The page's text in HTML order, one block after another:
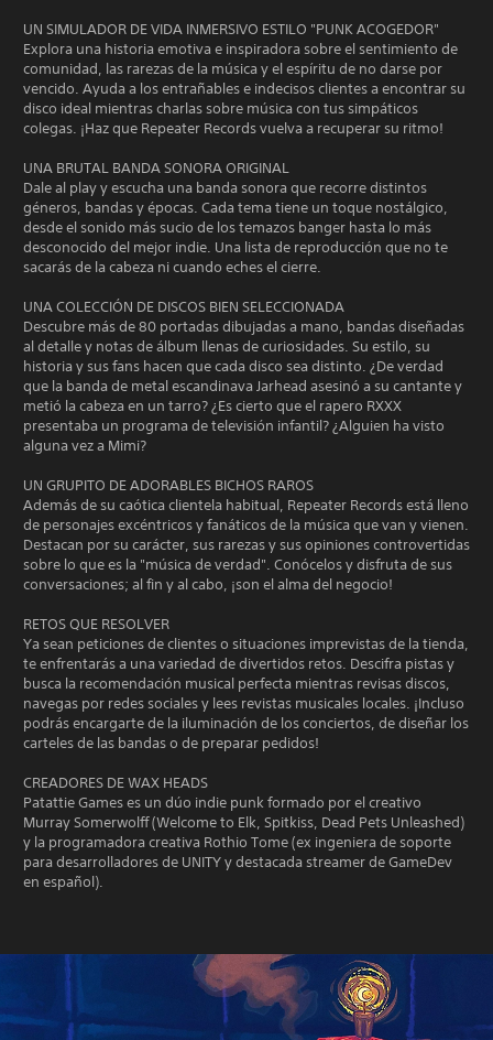
UN SIMULADOR DE VIDA INMERSIVO ESTILO "PUNK ACOGEDOR"
Explora una historia emotiva e inspiradora sobre el sentimiento de
comunidad, las rarezas de la música y el espíritu de no darse por
vencido. Ayuda a los entrañables e indecisos clientes a encontrar su
disco ideal mientras charlas sobre música con tus simpáticos
colegas. ¡Haz que Repeater Records vuelva a recuperar su ritmo!
UNA BRUTAL BANDA SONORA ORIGINAL
Dale al play y escucha una banda sonora que recorre distintos
géneros, bandas y épocas. Cada tema tiene un toque nostálgico,
desde el sonido más sucio de los temazos banger hasta lo más
desconocido del mejor indie. Una lista de reproducción que no te
sacarás de la cabeza ni cuando eches el cierre.
UNA COLECCIÓN DE DISCOS BIEN SELECCIONADA
Descubre más de 80 portadas dibujadas a mano, bandas diseñadas
al detalle y notas de álbum llenas de curiosidades. Su estilo, su
historia y sus fans hacen que cada disco sea distinto. ¿De verdad
que la banda de metal escandinava Jarhead asesinó a su cantante y
metió la cabeza en un tarro? ¿Es cierto que el rapero RXXX
presentaba un programa de televisión infantil? ¿Alguien ha visto
alguna vez a Mimi?
UN GRUPITO DE ADORABLES BICHOS RAROS
Además de su caótica clientela habitual, Repeater Records está lleno
de personajes excéntricos y fanáticos de la música que van y vienen.
Destacan por su carácter, sus rarezas y sus opiniones controvertidas
sobre lo que es la "música de verdad". Conócelos y disfruta de sus
conversaciones; al fin y al cabo, ¡son el alma del negocio!
RETOS QUE RESOLVER
Ya sean peticiones de clientes o situaciones imprevistas de la tienda,
te enfrentarás a una variedad de divertidos retos. Descifra pistas y
busca la recomendación musical perfecta mientras revisas discos,
navegas por redes sociales y lees revistas musicales locales. ¡Incluso
podrás encargarte de la iluminación de los conciertos, de diseñar los
carteles de las bandas o de preparar pedidos!
CREADORES DE WAX HEADS
Patattie Games es un dúo indie punk formado por el creativo
Murray Somerwolff (Welcome to Elk, Spitkiss, Dead Pets Unleashed)
y la programadora creativa Rothio Tome (ex ingeniera de soporte
para desarrolladores de UNITY y destacada streamer de GameDev
en español).